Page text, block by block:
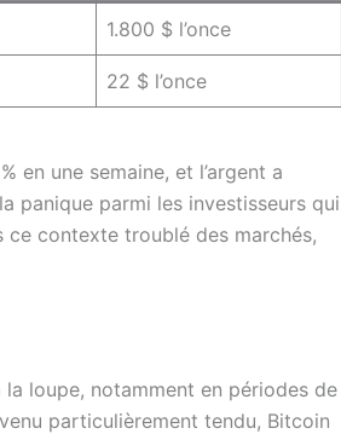
1.800 $ l’once
22 $ l’once
en une semaine, et l’argent a
panique parmi les investisseurs qui
contexte troublé des marchés,
loupe, notamment en périodes de
particulièrement tendu, Bitcoin